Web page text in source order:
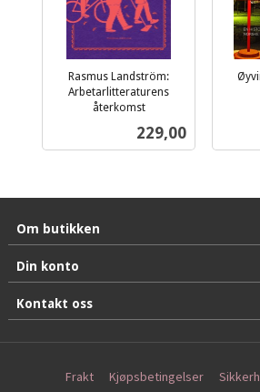
Rasmus Landström:
Arbetarlitteraturens
återkomst
Pris
229,00
Om butikken
Din konto
Kontakt oss
Frakt Kjøpsbetingelser